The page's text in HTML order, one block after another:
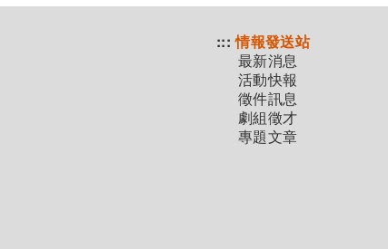
::: 情報發送站
最新消息
活動快報
徵件訊息
劇組徵才
專題文章